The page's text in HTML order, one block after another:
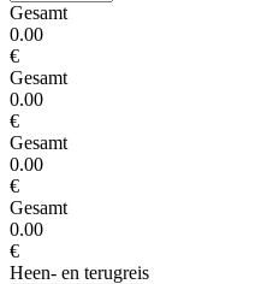
Gesamt
0.00
€
Gesamt
0.00
€
Gesamt
0.00
€
Gesamt
0.00
€
Heen- en terugreis